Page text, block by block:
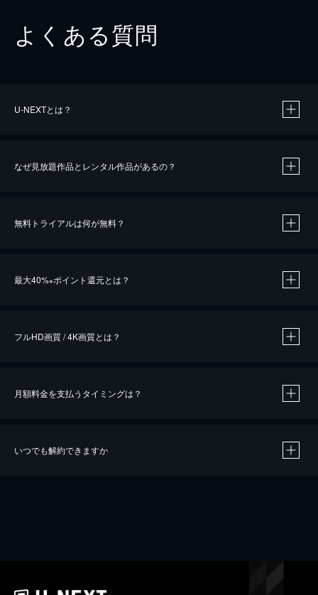
よくある質問
U-NEXTとは？
なぜ見放題作品とレンタル作品があるの？
無料トライアルは何が無料？
最大40%※ポイント還元とは？
※40％ポイント還元の対象は、クレジットカード決済による作品の購入 / レンタルです。
iOSアプリのUコイン決済による作品の購入 / レンタルは、20％のポイント還元です。
フルHD画質 / 4K画質とは？
月額料金を支払うタイミングは？
いつでも解約できますか